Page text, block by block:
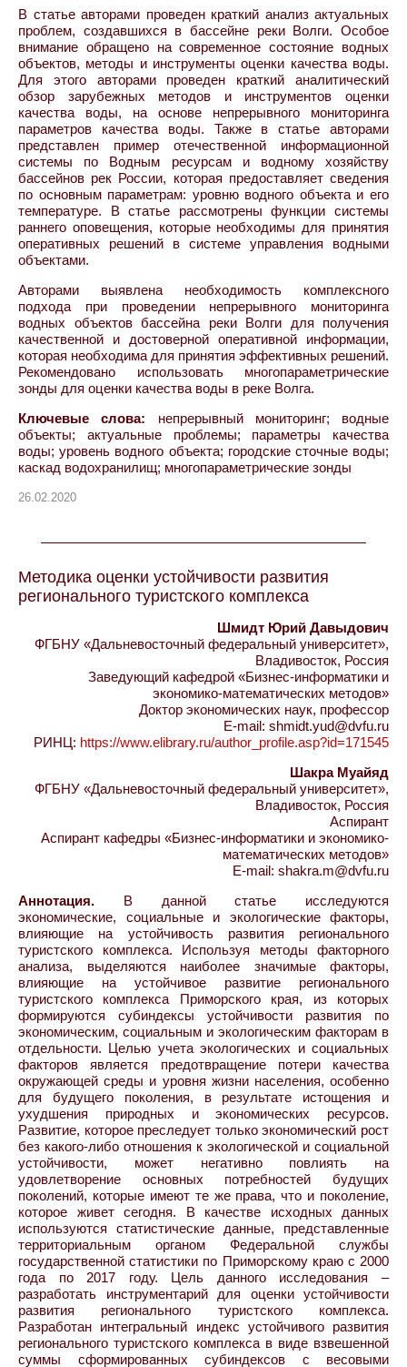
В статье авторами проведен краткий анализ актуальных
проблем, создавшихся в бассейне реки Волги. Особое
внимание обращено на современное состояние водных
объектов, методы и инструменты оценки качества воды.
Для этого авторами проведен краткий аналитический
обзор зарубежных методов и инструментов оценки
качества воды, на основе непрерывного мониторинга
параметров качества воды. Также в статье авторами
представлен пример отечественной информационной
системы по Водным ресурсам и водному хозяйству
бассейнов рек России, которая предоставляет сведения
по основным параметрам: уровню водного объекта и его
температуре. В статье рассмотрены функции системы
раннего оповещения, которые необходимы для принятия
оперативных решений в системе управления водными
объектами.
Авторами выявлена необходимость комплексного
подхода при проведении непрерывного мониторинга
водных объектов бассейна реки Волги для получения
качественной и достоверной оперативной информации,
которая необходима для принятия эффективных решений.
Рекомендовано использовать многопараметрические
зонды для оценки качества воды в реке Волга.
Ключевые слова: непрерывный мониторинг; водные
объекты; актуальные проблемы; параметры качества
воды; уровень водного объекта; городские сточные воды;
каскад водохранилищ; многопараметрические зонды
26.02.2020
Методика оценки устойчивости развития
‎регионального ‎туристского ‎комплекса
Шмидт Юрий Давыдович
ФГБНУ «Дальневосточный федеральный университет»,
Владивосток, Россия
Заведующий кафедрой ‎‎«Бизнес-информатики и
экономико-‎математических методов»‎
Доктор экономических наук, профессор
E-mail: shmidt.yud@dvfu.ru
РИНЦ: https://www.elibrary.ru/author_profile.asp?id=171545
Шакра Муайяд
ФГБНУ «Дальневосточный федеральный университет»,
Владивосток, Россия
Аспирант
Аспирант кафедры ‎«Бизнес-информатики и экономико-
математических методов‎»
E-mail: shakra.m@dvfu.ru
Аннотация. В данной статье исследуются
экономические, социальные и ‎экологические факторы,
влияющие на устойчивость развития ‎регионального
туристского комплекса. Используя методы факторного
‎анализа, выделяются наиболее значимые факторы,
влияющие на ‎устойчивое развитие регионального
туристского комплекса ‎Приморского края, из которых
формируются субиндексы устойчивости ‎развития по
экономическим, социальным и экологическим факторам в
‎отдельности. Целью учета ‎экологических и социальных
факторов является предотвращение потери качества
‎окружающей среды и уровня жизни населения, особенно
для будущего поколения, в ‎результате истощения и
ухудшения природных и экономических ресурсов.
Развитие, ‎которое преследует только экономический рост
без какого-либо отношения к ‎экологической и социальной
устойчивости, может негативно повлиять на
‎удовлетворение основных потребностей будущих
поколений, которые имеют те же ‎права, что и поколение,
которое живет сегодня.‎ В качестве исходных ‎данных
используются статистические ‎данные, представленные
территориальным органом Федеральной ‎службы
‎государственной статистики по Приморскому краю с 2000
года по 2017 году. Цель данного исследования –
разработать инструментарий для оценки устойчивости
развития регионального туристского комплекса.
Разработан интегральный индекс устойчивого развития
‎регионального туристского комплекса в виде взвешенной
суммы ‎сформированных субиндексов с весовыми